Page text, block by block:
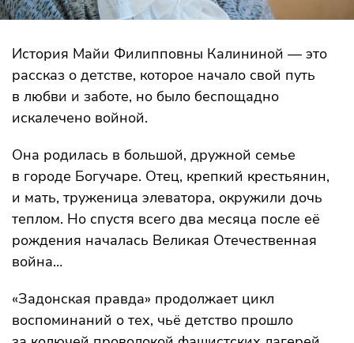
История Майи Филипповны Калининой — это
рассказ о детстве, которое начало свой путь
в любви и заботе, но было беспощадно
искалечено войной.
Она родилась в большой, дружной семье
в городе Богучаре. Отец, крепкий крестьянин,
и мать, труженица элеватора, окружили дочь
теплом. Но спустя всего два месяца после её
рождения началась Великая Отечественная
война…
«Задонская правда» продолжает цикл
воспоминаний о тех, чьё детство прошло